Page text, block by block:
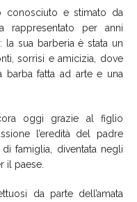
conosciuto e stimato da
rappresentato per anni
sua barberia è stata un
sorrisi e amicizia, dove
barba fatta ad arte e una
oggi grazie al figlio
l’eredità del padre
famiglia, diventata negli
il paese.
da parte dell’amata